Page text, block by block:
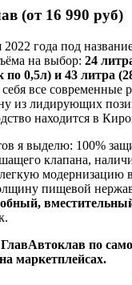
(от 16 990 руб)
года под
на выбор: 24
по 0,5л) и 43 литра
все современные
из лидирующих
находится в
я выделю: 100%
клапана,
модернизацию
пищевой
по
маркетплейсах.